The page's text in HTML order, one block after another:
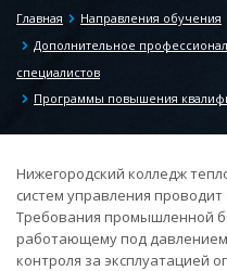
Главная
Направления обучения
Дополнительное
специалистов
Программы повышения
Нижегородский колледж
систем управления
Требования промышленной
работающему под
контроля за эксплуатацией